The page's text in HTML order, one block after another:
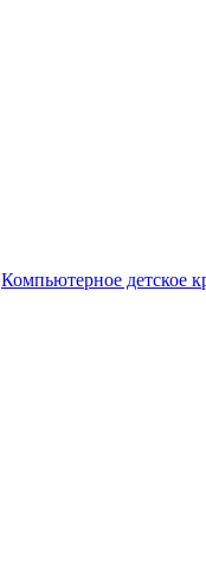
Компьютерное детское